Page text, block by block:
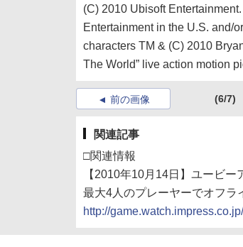
(C) 2010 Ubisoft
Entertainment in the U.S. and/
characters TM & (C) 2010
The World” live action motion
前の画像 (6/7)
関連記事
□関連情報
【2010年10月14日】ユービ
最大4人のプレーヤーでオフラ
http://